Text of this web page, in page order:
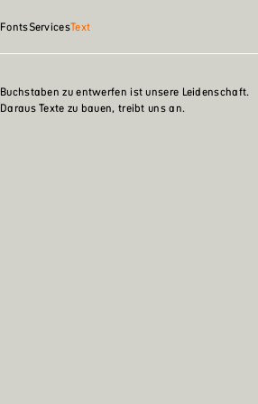
FontsServicesText
Buchstaben zu entwerfen ist unsere Leidenschaft.
Daraus Texte zu bauen, treibt uns an.